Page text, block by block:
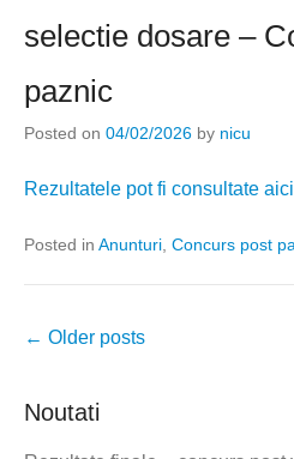
selectie dosare –
paznic
Posted on 04/02/2026 by nicu
Rezultatele pot fi consultate aici
Posted in Anunturi Concurs post
Post
← Older posts
Noutati